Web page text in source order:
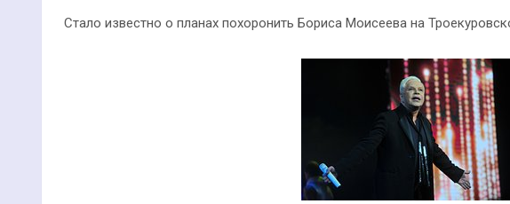
Стало известно о планах похоронить Бориса Моисеева на